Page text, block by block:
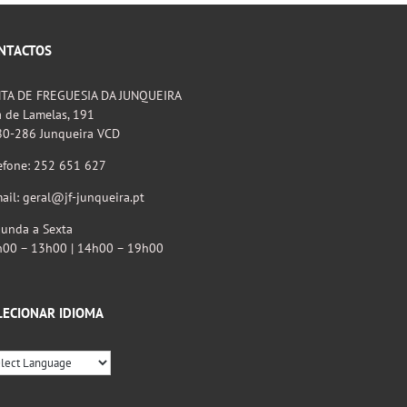
DE FREGUESIA DA JUNQUEIRA
de Lamelas, 191
286 Junqueira VCD
252 651 627
geral@jf-junqueira.pt
a Sexta
– 13h00 | 14h00 – 19h00
IDIOMA